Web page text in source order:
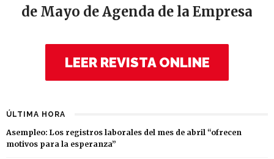
de Mayo de Agenda de la Empresa
LEER REVISTA ONLINE
ÚLTIMA HORA
Asempleo: Los registros laborales del mes de abril “ofrecen
motivos para la esperanza”